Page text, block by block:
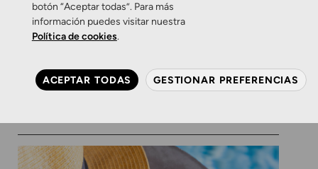
Consejos Lentes de contacto
Productos
Salud Visual
Salud visual infantil Sin categoría
vista a punto en verano
botón “Aceptar todas”. Para más
información puedes visitar nuestra
Política de cookies.
ACEPTAR TODAS GESTIONAR PREFERENCIAS